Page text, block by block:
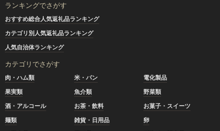
ランキングでさがす
おすすめ総合人気返礼品ランキング
カテゴリ別人気返礼品ランキング
人気自治体ランキング
カテゴリでさがす
肉・ハム類 米・パン
電化製品
果実類
魚介類
野菜類
酒・アルコール
お茶・飲料
お菓子・スイーツ
麺類
雑貨・日用品
卵